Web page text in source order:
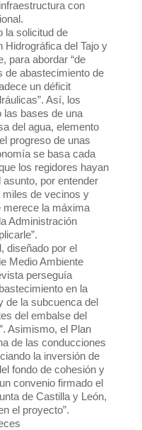
con
la solicitud de
Hidrográfica del Tajo y
para abordar “de
de abastecimiento de
un déficit
Así, los
las bases de una
del agua, elemento
progreso de unas
se basa cada
los regidores hayan
por entender
miles de vecinos y
merece la máxima
Administración
diseñado por el
Medio Ambiente
perseguía
en la
de la subcuenca del
del embalse del
Asimismo, el Plan
de las conducciones
la inversión de
fondo de cohesión y
convenio firmado el
de Castilla y León,
el proyecto”.